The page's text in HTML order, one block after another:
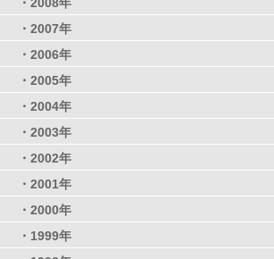
・2007年
・2006年
・2005年
・2004年
・2003年
・2002年
・2001年
・2000年
・1999年